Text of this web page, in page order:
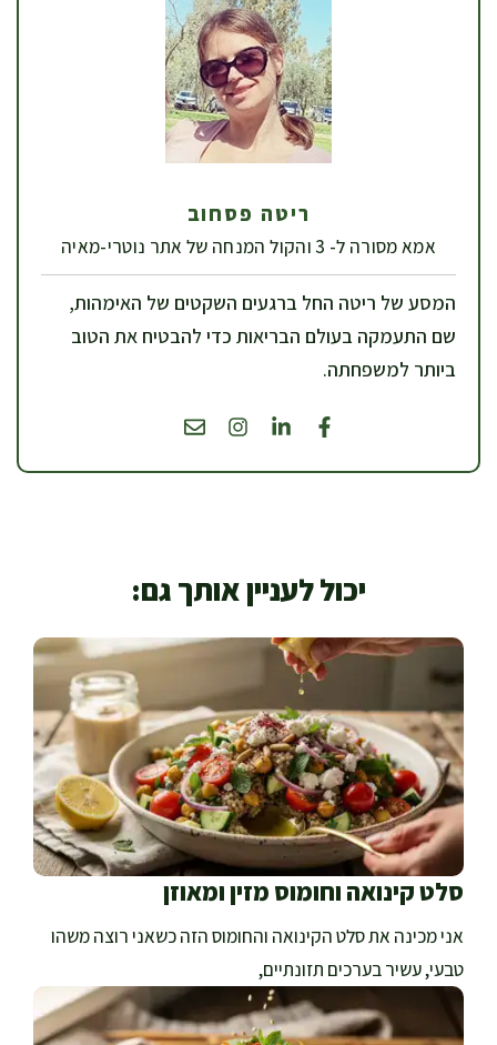
ריטה פסחוב
אמא מסורה ל- 3 והקול המנחה של אתר נוטרי-מאיה
המסע של ריטה החל ברגעים השקטים של האימהות,
שם התעמקה בעולם הבריאות כדי להבטיח את הטוב
ביותר למשפחתה.
יכול לעניין אותך גם:
סלט קינואה וחומוס מזין ומאוזן
אני מכינה את סלט הקינואה והחומוס הזה כשאני רוצה משהו
טבעי, עשיר בערכים תזונתיים,